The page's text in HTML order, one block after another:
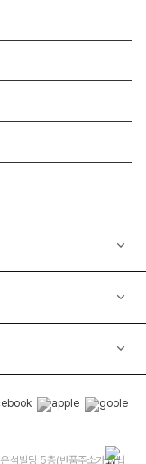
석빌딩 5층(반품주소가 아닙